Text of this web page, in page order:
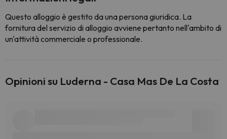
Questo alloggio è gestito da una persona giuridica. La
fornitura del servizio di alloggio avviene pertanto nell'ambito di
un'attività commerciale o professionale.
Opinioni su Luderna - Casa Mas De La Costa